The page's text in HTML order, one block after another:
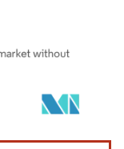
表示が必要です。